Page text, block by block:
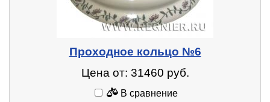
Проходное кольцо №6
Цена от: 31460 руб.
В сравнение